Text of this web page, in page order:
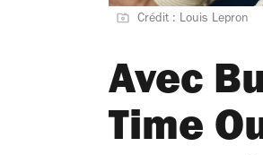
Crédit : Louis Lepron
Avec
Time